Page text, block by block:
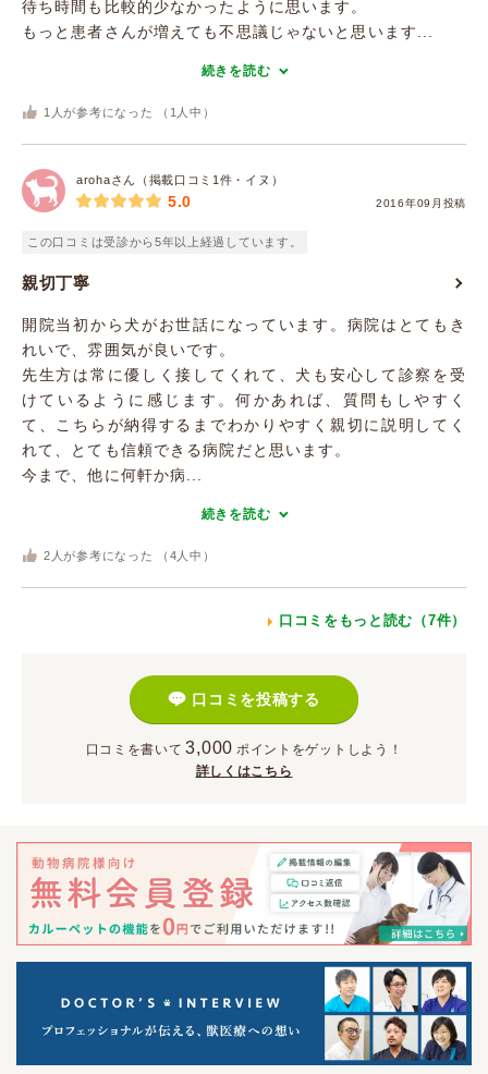
待ち時間も比較的少なかったように思います。
もっと患者さんが増えても不思議じゃないと思います...
続きを読む
1 人が参考になった （ 1 人中）
arohaさん（掲載口コミ1件・イヌ）
2016年09月投稿
5.0
この口コミは受診から5年以上経過しています。
親切丁寧
開院当初から犬がお世話になっています。病院はとてもき
れいで、雰囲気が良いです。
先生方は常に優しく接してくれて、犬も安心して診察を受
けているように感じます。何かあれば、質問もしやすく
て、こちらが納得するまでわかりやすく親切に説明してく
れて、とても信頼できる病院だと思います。
今まで、他に何軒か病...
続きを読む
2 人が参考になった （ 4 人中）
口コミをもっと読む（7件）
口コミを投稿する
口コミを書いて 3,000 ポイント をゲットしよう！
詳しくはこちら